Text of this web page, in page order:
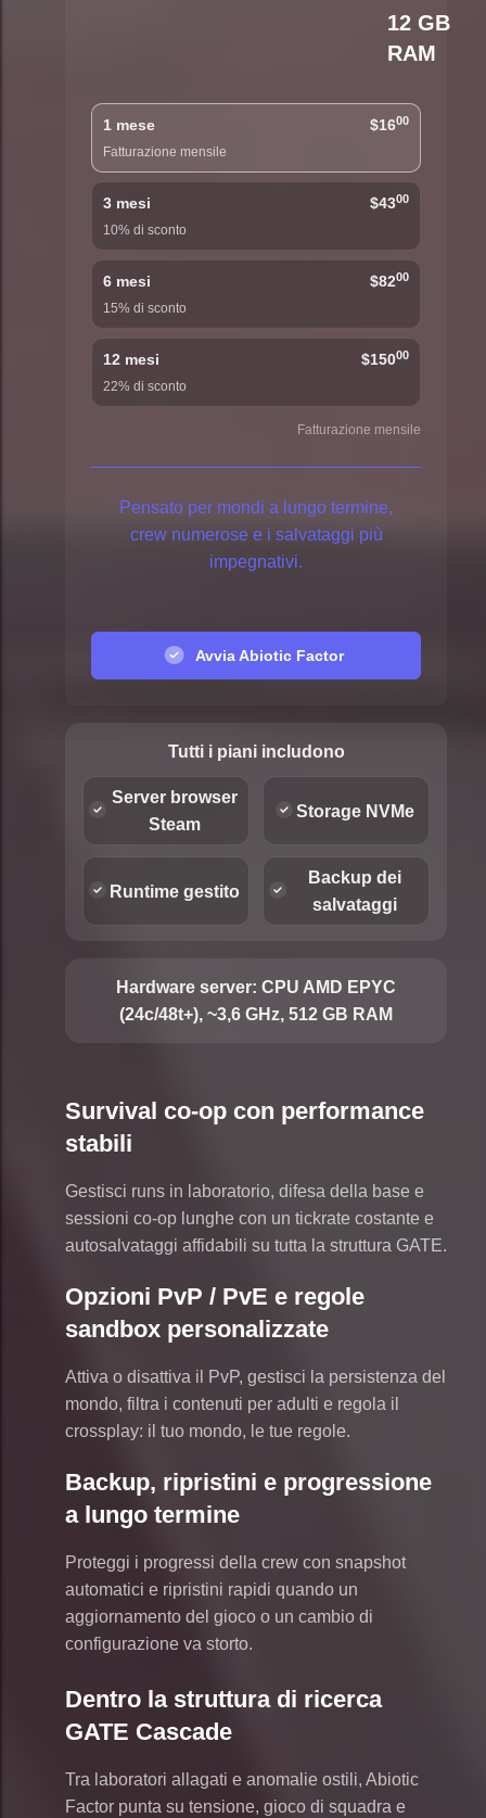
12 GB
RAM
1 mese $1600
Fatturazione mensile
3 mesi $4300
10% di sconto
6 mesi $8200
15% di sconto
12 mesi $15000
22% di sconto
Fatturazione mensile
Pensato per mondi a lungo termine,
crew numerose e i salvataggi più
impegnativi.
Avvia Abiotic Factor
Tutti i piani includono
Server browser
Steam
Storage NVMe
Runtime gestito
Backup dei
salvataggi
Hardware server: CPU AMD EPYC
(24c/48t+), ~3,6 GHz, 512 GB RAM
Survival co-op con performance
stabili
Gestisci runs in laboratorio, difesa della base e
sessioni co-op lunghe con un tickrate costante e
autosalvataggi affidabili su tutta la struttura GATE.
Opzioni PvP / PvE e regole
sandbox personalizzate
Attiva o disattiva il PvP, gestisci la persistenza del
mondo, filtra i contenuti per adulti e regola il
crossplay: il tuo mondo, le tue regole.
Backup, ripristini e progressione
a lungo termine
Proteggi i progressi della crew con snapshot
automatici e ripristini rapidi quando un
aggiornamento del gioco o un cambio di
configurazione va storto.
Dentro la struttura di ricerca
GATE Cascade
Tra laboratori allagati e anomalie ostili, Abiotic
Factor punta su tensione, gioco di squadra e